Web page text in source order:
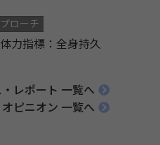
ローチ
力指標：全身持久
・レポート 一覧へ
オピニオン 一覧へ